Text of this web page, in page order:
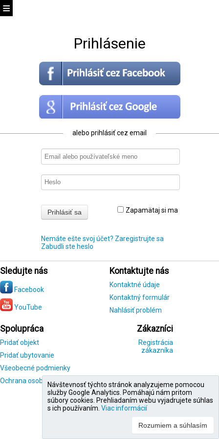
Prihlásenie
alebo prihlásiť cez email
Zapamätaj si ma
Nemáte ešte svoj účet? Zaregistrujte sa
Zabudli ste heslo
Sledujte nás
Facebook
YouTube
Kontaktujte nás
Kontaktné údaje
Kontaktný formulár
Nahlásiť problém
Spolupráca
Pridať objekt
Pridať ubytovanie
Všeobecné podmienky
Ochrana osobných údajov
Zákazníci
Registrácia
zákazníka
Návštevnosť týchto stránok analyzujeme pomocou
služby Google Analytics. Pomáhajú nám pritom
súbory cookies. Prehliadaním webu vyjadrujete súhlas
s ich používaním. Viac informácií